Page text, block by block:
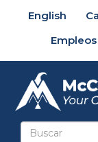
English
Empleos